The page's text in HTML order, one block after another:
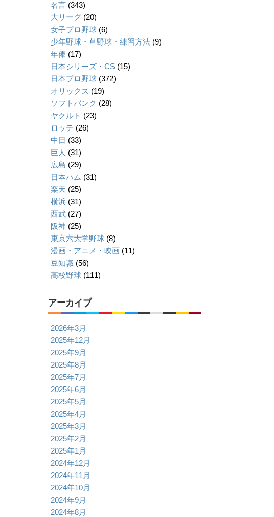
名言 (343)
大リーグ (20)
女子プロ野球 (6)
少年野球・草野球・練習方法 (9)
年俸 (17)
日本シリーズ・CS (15)
日本プロ野球 (372)
オリックス (19)
ソフトバンク (28)
ヤクルト (23)
ロッテ (26)
中日 (33)
巨人 (31)
広島 (29)
日本ハム (31)
楽天 (25)
横浜 (31)
西武 (27)
阪神 (25)
東京六大学野球 (8)
漫画・アニメ・映画 (11)
豆知識 (56)
高校野球 (111)
アーカイブ
2026年3月
2025年12月
2025年9月
2025年8月
2025年7月
2025年6月
2025年5月
2025年4月
2025年3月
2025年2月
2025年1月
2024年12月
2024年11月
2024年10月
2024年9月
2024年8月